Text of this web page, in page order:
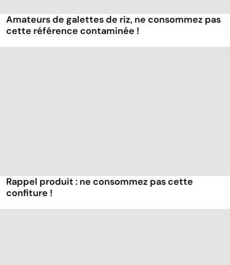
Amateurs de galettes de riz, ne consommez pas
cette référence contaminée !
Rappel produit : ne consommez pas cette
confiture !